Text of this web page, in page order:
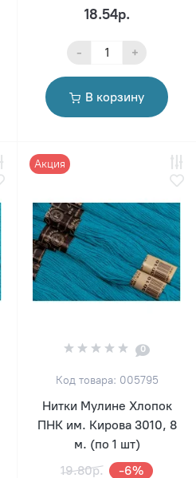
18.54р.
- +
В корзину
Акция
0
Код товара: 005795
Нитки Мулине Хлопок
ПНК им. Кирова 3010, 8
м. (по 1 шт)
19.80р.
-6%